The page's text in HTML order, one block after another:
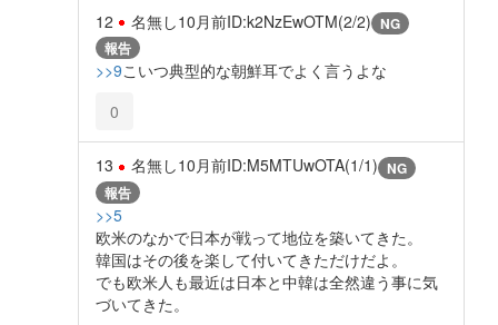
12 名無し10月前ID:k2NzEwOTM(2/2) NG
報告
>>9こいつ典型的な朝鮮耳でよく言うよな
0
13 名無し10月前ID:M5MTUwOTA(1/1) NG
報告
>>5
欧米のなかで日本が戦って地位を築いてきた。
韓国はその後を楽して付いてきただけだよ。
でも欧米人も最近は日本と中韓は全然違う事に気
づいてきた。